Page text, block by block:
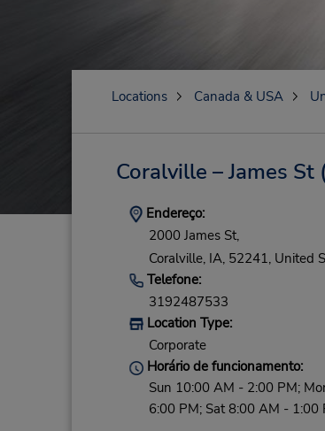
Locations Canada & USA
Coralville – James St
Endereço:
2000 James St,
Coralville, IA, 52241, United
Telefone:
3192487533
Location Type:
Corporate
Horário de funcionamento:
Sun 10:00 AM - 2:00 PM;
6:00 PM; Sat 8:00 AM - 1:00